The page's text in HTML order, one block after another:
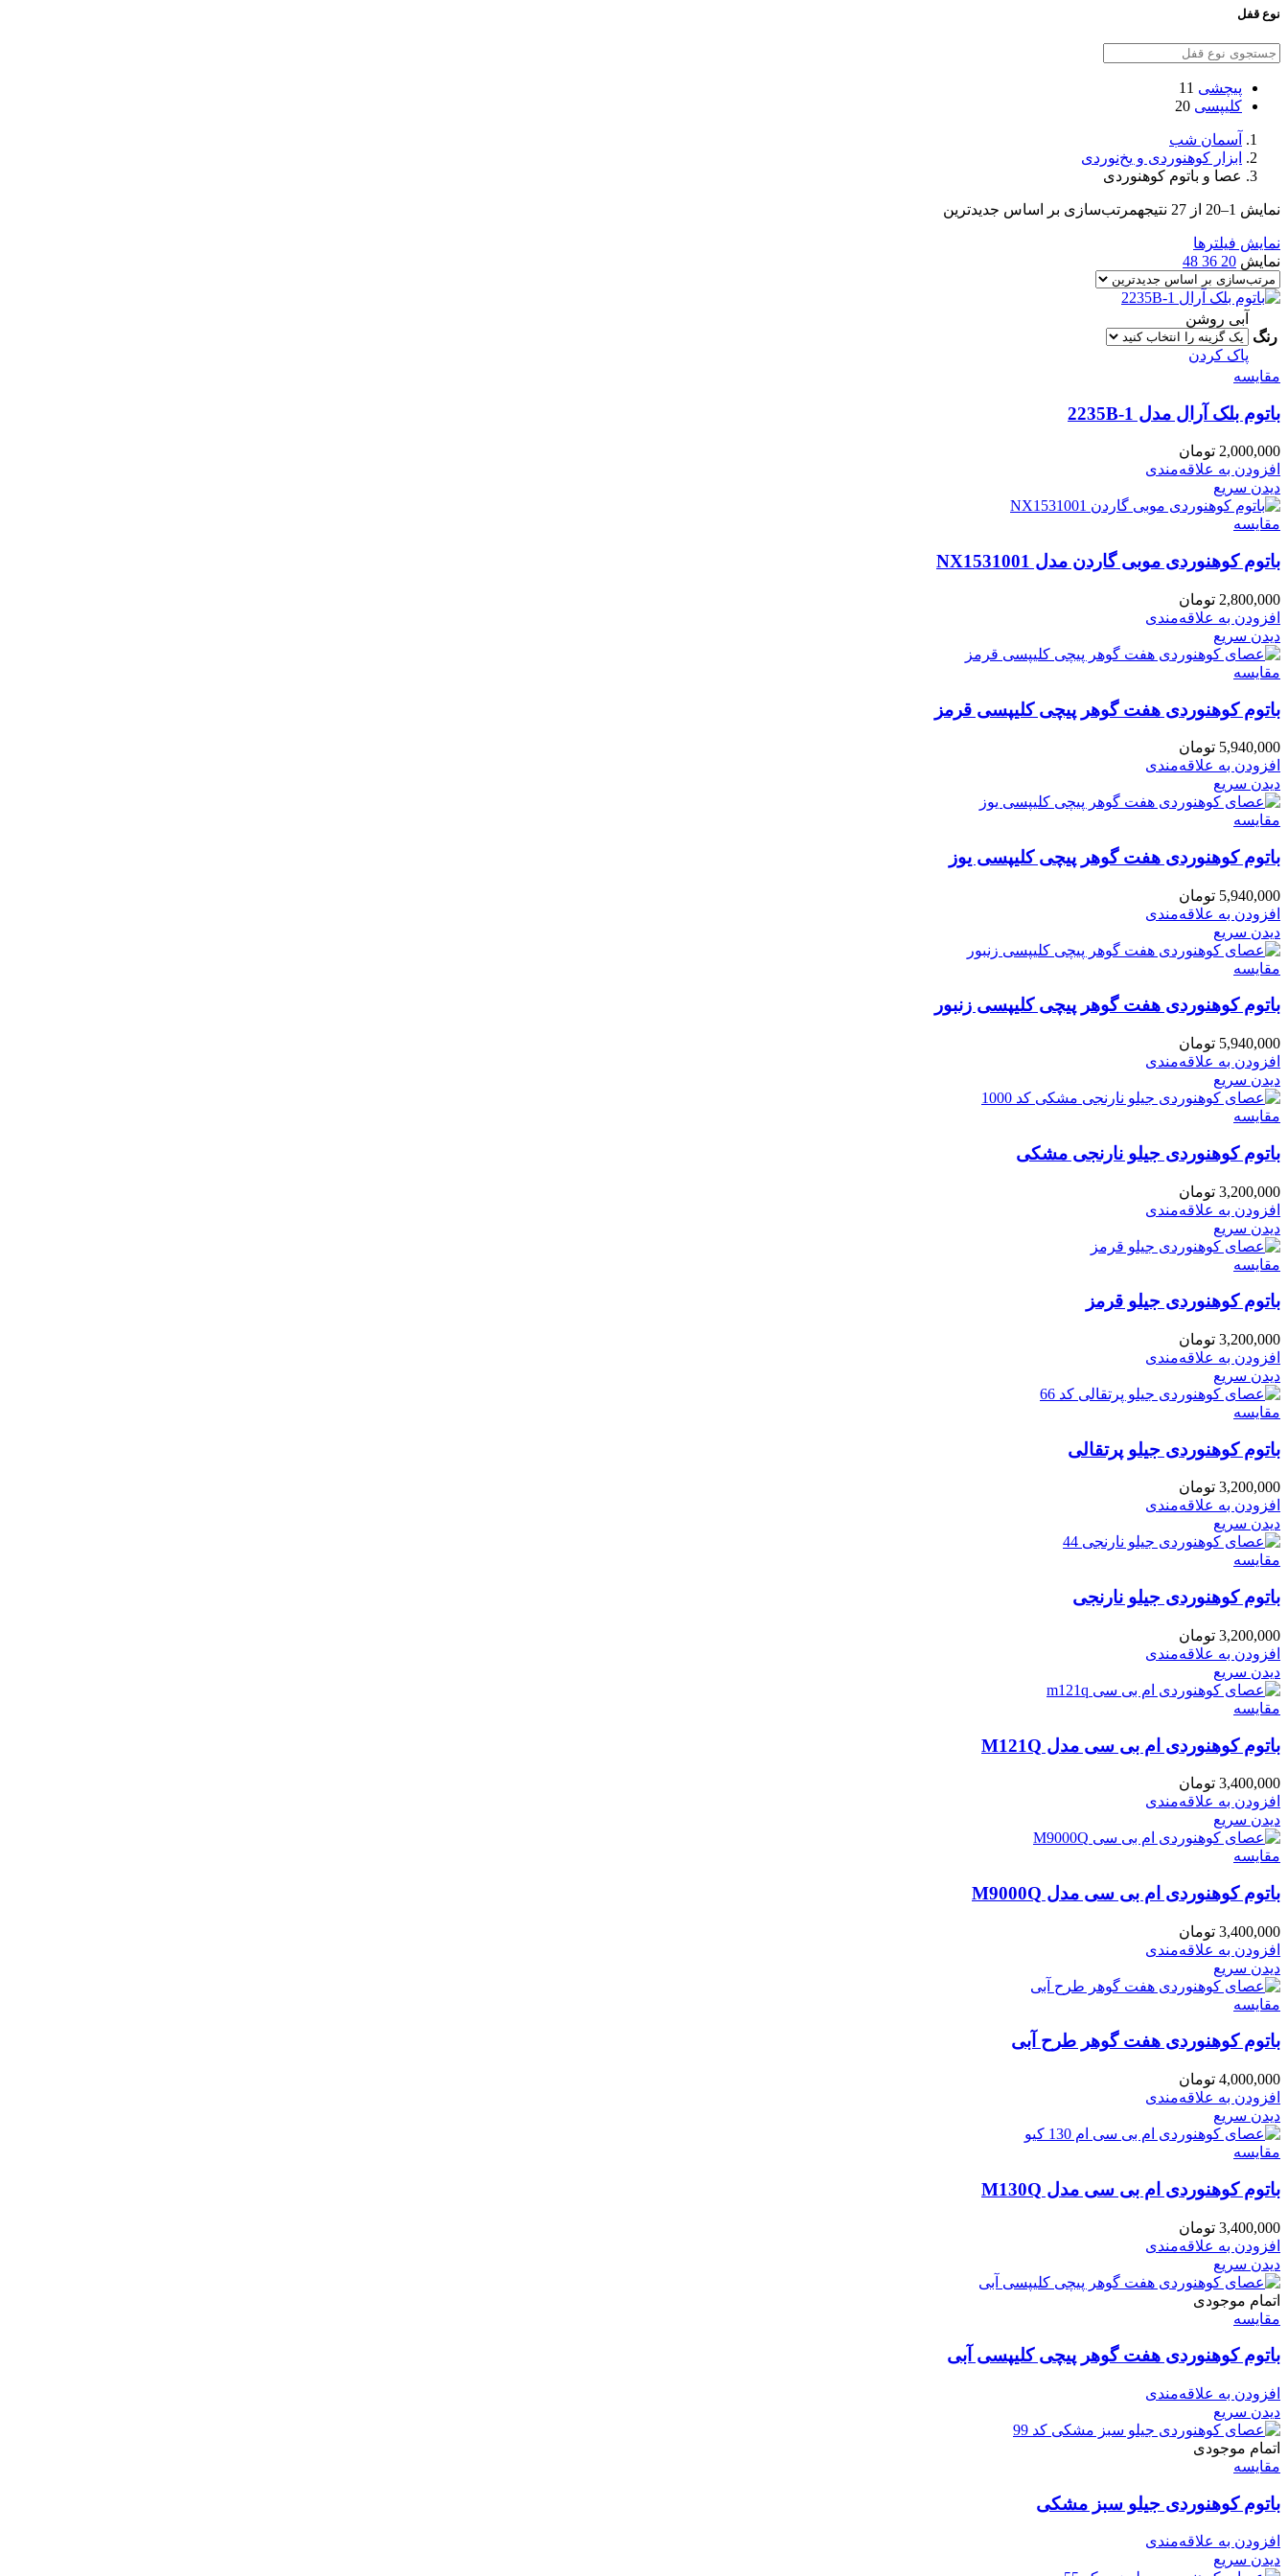
نوع قفل
پیچشی 11
کلیپسی 20
آسمان شب
ابزار کوهنوردی و یخ‌نوردی
عصا و باتوم کوهنوردی
نمایش 1–20 از 27 نتیجه مرتب‌سازی بر اساس جدیدترین
نمایش فیلترها
نمایش 20
36
48
رنگ
آبی روشن
پاک کردن
مقایسه
باتوم بلک آرال مدل 2235B-1
2,000,000 تومان
افزودن به علاقه‌مندی
دیدن سریع
مقایسه
باتوم کوهنوردی موبی گاردن مدل NX1531001
2,800,000 تومان
افزودن به علاقه‌مندی
دیدن سریع
مقایسه
باتوم کوهنوردی هفت گوهر پیچی کلیپسی قرمز
5,940,000 تومان
افزودن به علاقه‌مندی
دیدن سریع
مقایسه
باتوم کوهنوردی هفت گوهر پیچی کلیپسی یوز
5,940,000 تومان
افزودن به علاقه‌مندی
دیدن سریع
مقایسه
باتوم کوهنوردی هفت گوهر پیچی کلیپسی زنبور
5,940,000 تومان
افزودن به علاقه‌مندی
دیدن سریع
مقایسه
باتوم کوهنوردی جیلو نارنجی مشکی
3,200,000 تومان
افزودن به علاقه‌مندی
دیدن سریع
مقایسه
باتوم کوهنوردی جیلو قرمز
3,200,000 تومان
افزودن به علاقه‌مندی
دیدن سریع
مقایسه
باتوم کوهنوردی جیلو پرتقالی
3,200,000 تومان
افزودن به علاقه‌مندی
دیدن سریع
مقایسه
باتوم کوهنوردی جیلو نارنجی
3,200,000 تومان
افزودن به علاقه‌مندی
دیدن سریع
مقایسه
باتوم کوهنوردی ام بی سی مدل M121Q
3,400,000 تومان
افزودن به علاقه‌مندی
دیدن سریع
مقایسه
باتوم کوهنوردی ام بی سی مدل M9000Q
3,400,000 تومان
افزودن به علاقه‌مندی
دیدن سریع
مقایسه
باتوم کوهنوردی هفت گوهر طرح آبی
4,000,000 تومان
افزودن به علاقه‌مندی
دیدن سریع
مقایسه
باتوم کوهنوردی ام بی سی مدل M130Q
3,400,000 تومان
افزودن به علاقه‌مندی
دیدن سریع
اتمام موجودی
مقایسه
باتوم کوهنوردی هفت گوهر پیچی کلیپسی آبی
افزودن به علاقه‌مندی
دیدن سریع
اتمام موجودی
مقایسه
باتوم کوهنوردی جیلو سبز مشکی
افزودن به علاقه‌مندی
دیدن سریع